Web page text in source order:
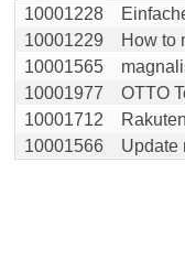
10001228
10001229
How to
10001565
10001977
OTTO
10001712
10001566
Update